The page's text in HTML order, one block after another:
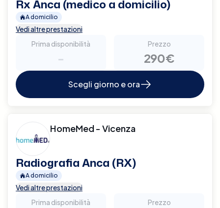
Rx Anca (medico a domicilio)
A domicilio
Vedi altre prestazioni
Prima disponibilità
-
Prezzo
290€
Scegli giorno e ora
HomeMed - Vicenza
Radiografia Anca (RX)
A domicilio
Vedi altre prestazioni
Prima disponibilità
Prezzo